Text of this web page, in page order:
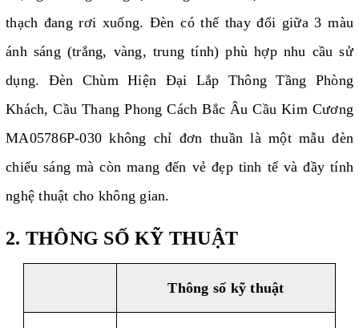
thạch đang rơi xuống. Đèn có thể thay đổi giữa 3 màu
ánh sáng (trắng, vàng, trung tính) phù hợp nhu cầu sử
dụng. Đèn Chùm Hiện Đại Lắp Thông Tầng Phòng
Khách, Cầu Thang Phong Cách Bắc Âu Cầu Kim Cương
MA05786P-030 không chỉ đơn thuần là một mẫu đèn
chiếu sáng mà còn mang đến vẻ đẹp tinh tế và đầy tính
nghệ thuật cho không gian.
2. THÔNG SỐ KỸ THUẬT
Thông số kỹ thuật